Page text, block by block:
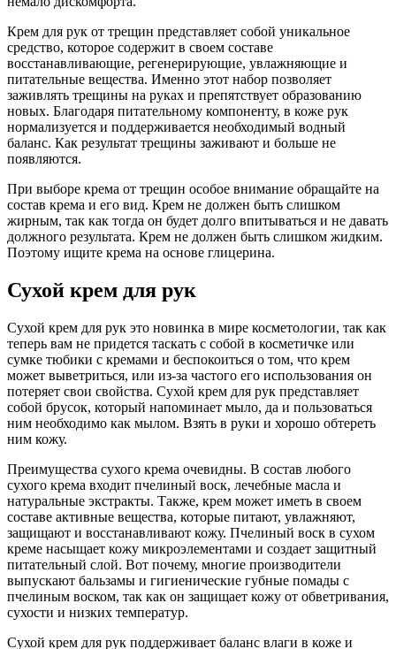
Крем для рук от трещин представляет собой уникальное
средство, которое содержит в своем составе
восстанавливающие, регенерирующие, увлажняющие и
питательные вещества. Именно этот набор позволяет
заживлять трещины на руках и препятствует образованию
новых. Благодаря питательному компоненту, в коже рук
нормализуется и поддерживается необходимый водный
баланс. Как результат трещины заживают и больше не
появляются.
При выборе крема от трещин особое внимание обращайте на
состав крема и его вид. Крем не должен быть слишком
жирным, так как тогда он будет долго впитываться и не давать
должного результата. Крем не должен быть слишком жидким.
Поэтому ищите крема на основе глицерина.
Сухой крем для рук
Сухой крем для рук это новинка в мире косметологии, так как
теперь вам не придется таскать с собой в косметичке или
сумке тюбики с кремами и беспокоиться о том, что крем
может выветриться, или из-за частого его использования он
потеряет свои свойства. Сухой крем для рук представляет
собой брусок, который напоминает мыло, да и пользоваться
ним необходимо как мылом. Взять в руки и хорошо обтереть
ним кожу.
Преимущества сухого крема очевидны. В состав любого
сухого крема входит пчелиный воск, лечебные масла и
натуральные экстракты. Также, крем может иметь в своем
составе активные вещества, которые питают, увлажняют,
защищают и восстанавливают кожу. Пчелиный воск в сухом
креме насыщает кожу микроэлементами и создает защитный
питательный слой. Вот почему, многие производители
выпускают бальзамы и гигиенические губные помады с
пчелиным воском, так как он защищает кожу от обветривания,
сухости и низких температур.
Сухой крем для рук поддерживает баланс влаги в коже и